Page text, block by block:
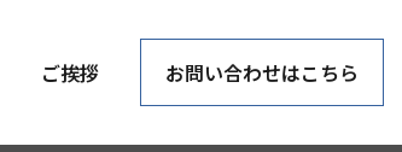
ご挨拶 お問い合わせはこちら